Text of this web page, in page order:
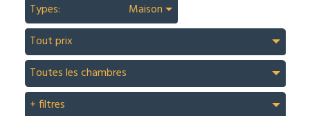
Types:
Maison
Tout prix
Toutes les chambres
+ filtres